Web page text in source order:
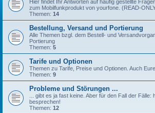
Hier findet Ihr Antworten auf häufig gestellte
zum Mobilfunkprodukt von yourfone. (READ-
Themen: 14
Bestellung, Versand und Portierung
Alle Themen bzgl. dem Bestell- und
Portierung
Themen: 5
Tarife und Optionen
Themen zu Tarife, Preise und Optionen. Auch
Themen: 9
Probleme und Störungen ...
... gibt es ja fast keine. Aber für den Fall der Fälle:
besprechen!
Themen: 12